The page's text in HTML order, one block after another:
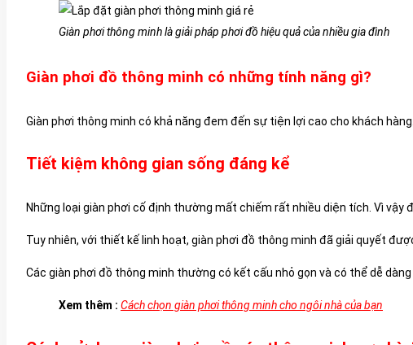
Giàn phơi thông minh là giải pháp phơi đồ hiệu quả của nhiều gia đình
Giàn phơi đồ thông minh có những tính năng gì?
Giàn phơi thông minh có khả năng đem đến sự tiện lợi cao cho khách
Tiết kiệm không gian sống đáng kể
Những loại giàn phơi cố định thường mất chiếm rất nhiều diện tích. Vì
Tuy nhiên, với thiết kế linh hoạt, giàn phơi đồ thông minh đã giải quyết
Các giàn phơi đồ thông minh thường có kết cấu nhỏ gọn và có thể dễ
Xem thêm : Cách chọn giàn phơi thông minh cho ngôi nhà của bạn